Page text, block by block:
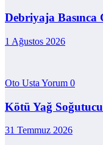
Debriyaja Basınca
1 Ağustos 2026
Oto Usta Yorum 0
Kötü Yağ
31 Temmuz 2026